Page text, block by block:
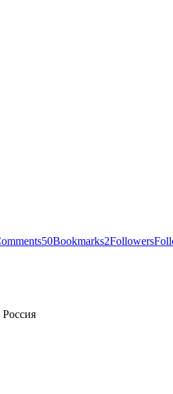
50Bookmarks2Followers
Россия